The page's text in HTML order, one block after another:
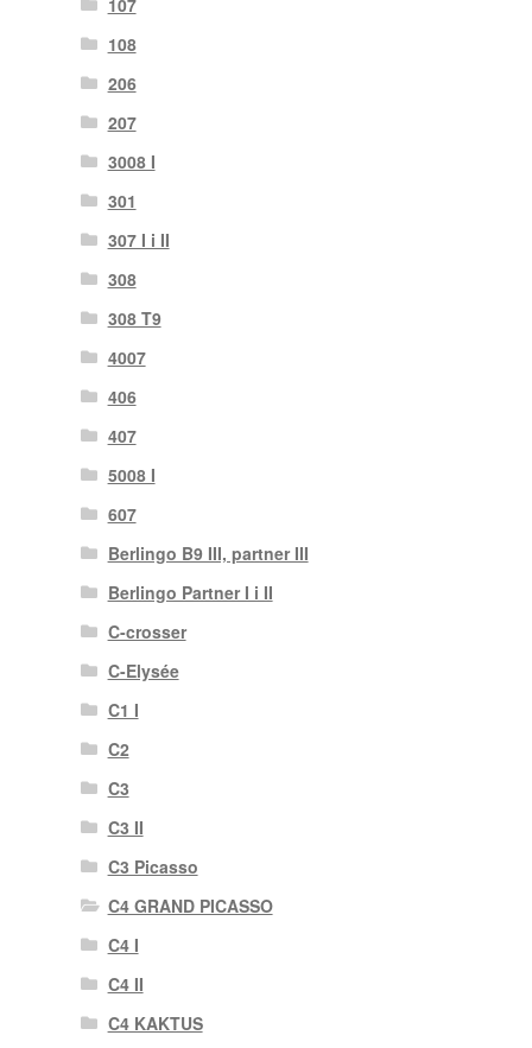
108
206
207
3008 I
301
307 I i II
308
308 T9
4007
406
407
5008 I
607
Berlingo B9 III, partner III
Berlingo Partner I i II
C-crosser
C-Elysée
C1 I
C2
C3
C3 II
C3 Picasso
C4 GRAND PICASSO
C4 I
C4 II
C4 KAKTUS